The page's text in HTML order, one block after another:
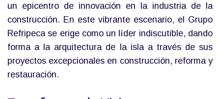
un epicentro de innovación en la industria de la
construcción. En este vibrante escenario, el Grupo
Refripeca se erige como un líder indiscutible, dando
forma a la arquitectura de la isla a través de sus
proyectos excepcionales en construcción, reforma y
restauración.